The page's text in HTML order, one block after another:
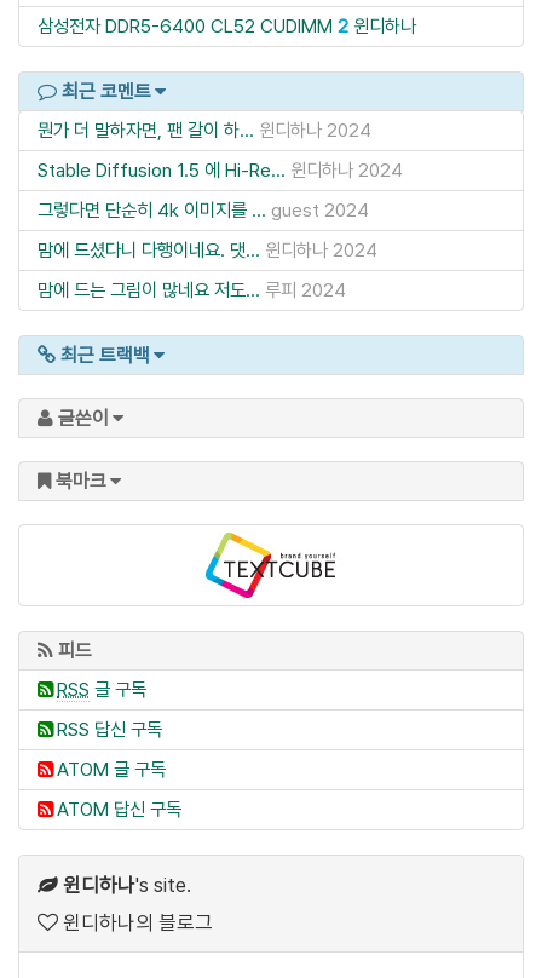
삼성전자 DDR5-6400 CL52 CUDIMM 2 윈디하나
최근 코멘트
뭔가 더 말하자면, 팬 갈이 하... 윈디하나 2024
Stable Diffusion 1.5 에 Hi-Re... 윈디하나 2024
그렇다면 단순히 4k 이미지를 ... guest 2024
맘에 드셨다니 다행이네요. 댓... 윈디하나 2024
맘에 드는 그림이 많네요 저도... 루피 2024
최근 트랙백
글쓴이
북마크
피드
RSS 글 구독
RSS 답신 구독
ATOM 글 구독
ATOM 답신 구독
윈디하나's site.
윈디하나의 블로그